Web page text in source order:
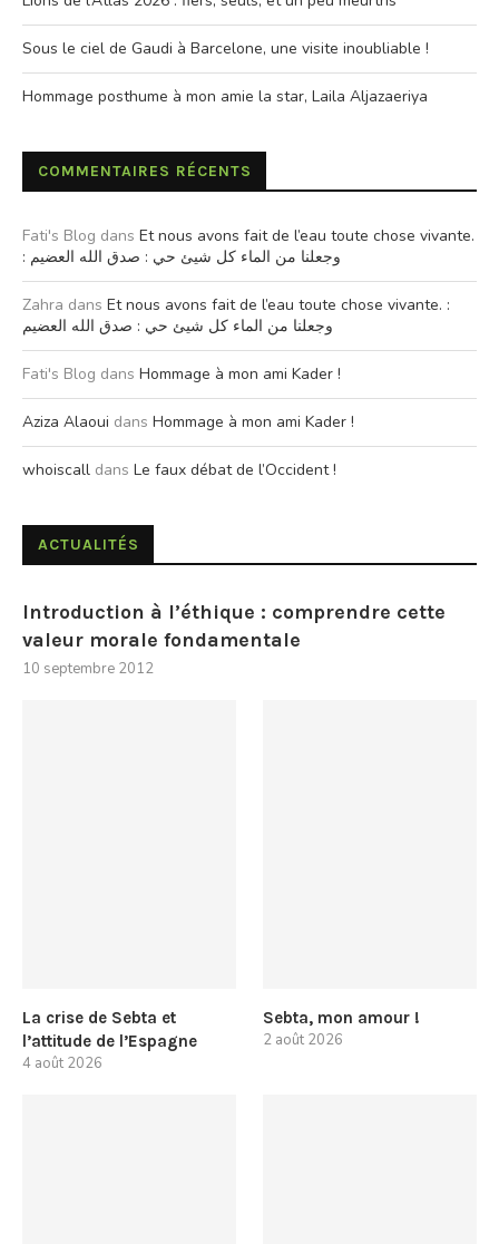
Sous le ciel de Gaudi à Barcelone, une visite inoubliable !
Hommage posthume à mon amie la star, Laila Aljazaeriya
COMMENTAIRES RÉCENTS
Fati's Blog dans Et nous avons fait de l’eau toute chose vivante.
: وجعلنا من الماء كل شيئ حي : صدق الله العضيم
Zahra dans Et nous avons fait de l’eau toute chose vivante. :
وجعلنا من الماء كل شيئ حي : صدق الله العضيم
Fati's Blog dans Hommage à mon ami Kader !
Aziza Alaoui dans Hommage à mon ami Kader !
whoiscall dans Le faux débat de l’Occident !
ACTUALITÉS
Introduction à l’éthique : comprendre cette
valeur morale fondamentale
10 septembre 2012
La crise de Sebta et
l’attitude de l’Espagne
4 août 2026
Sebta, mon amour !
2 août 2026